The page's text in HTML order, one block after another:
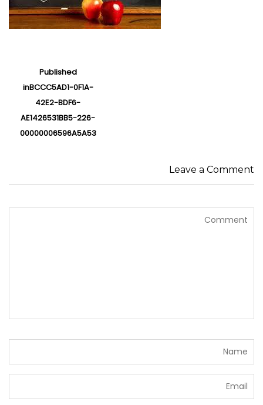
Published
inBCCC5AD1-0F1A-
42E2-BDF6-
AE1426531BB5-226-
00000006596A5A53
Leave a Comment